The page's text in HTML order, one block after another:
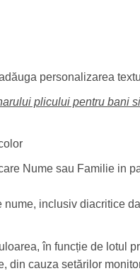
personalizarea
plicului pentru bani
Nume sau Familie in
inclusiv diacritice
în funcție de lotul
din cauza setărilor